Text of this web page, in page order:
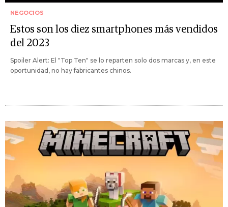
NEGOCIOS
Estos son los diez smartphones más vendidos
del 2023
Spoiler Alert: El "Top Ten" se lo reparten solo dos marcas y, en este
oportunidad, no hay fabricantes chinos.